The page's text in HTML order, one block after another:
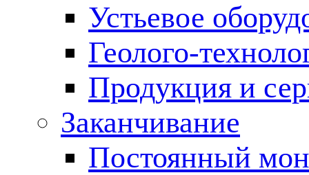
Устьевое
Геолого-
Продукция и
Заканчивание
Постоянный